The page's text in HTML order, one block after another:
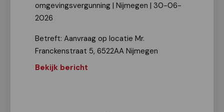
omgevingsvergunning | Nijmegen | 30-06-
2026
Betreft: Aanvraag op locatie Mr.
Franckenstraat 5, 6522AA Nijmegen
Bekijk bericht